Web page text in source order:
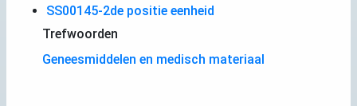
SS00145-2de positie eenheid
Trefwoorden
Geneesmiddelen en medisch materiaal